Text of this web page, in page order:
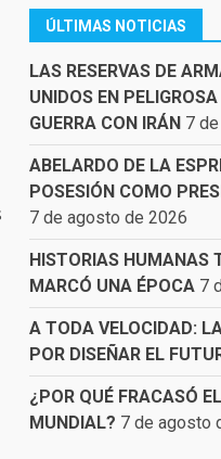
ÚLTIMAS NOTICIAS
LAS RESERVAS DE
UNIDOS EN
GUERRA CON IRÁN 7
ABELARDO DE LA
POSESIÓN COMO
7 de agosto de 2026
HISTORIAS HUMANAS
MARCÓ UNA ÉPOCA 7
A TODA VELOCIDAD:
POR DISEÑAR EL
¿POR QUÉ FRACASÓ
MUNDIAL? 7 de agosto